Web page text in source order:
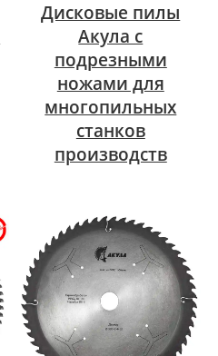
Дисковые пилы
Акула с
подрезными
ножами для
многопильных
станков
производств